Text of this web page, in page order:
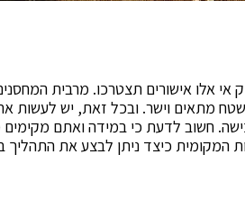
אלו אישורים תצטרכו. מרבית
מתאים וישר. ובכל זאת, יש לעשות
חשוב לדעת כי במידה ואתם מקימים
המקומית כיצד ניתן לבצע את התהליך